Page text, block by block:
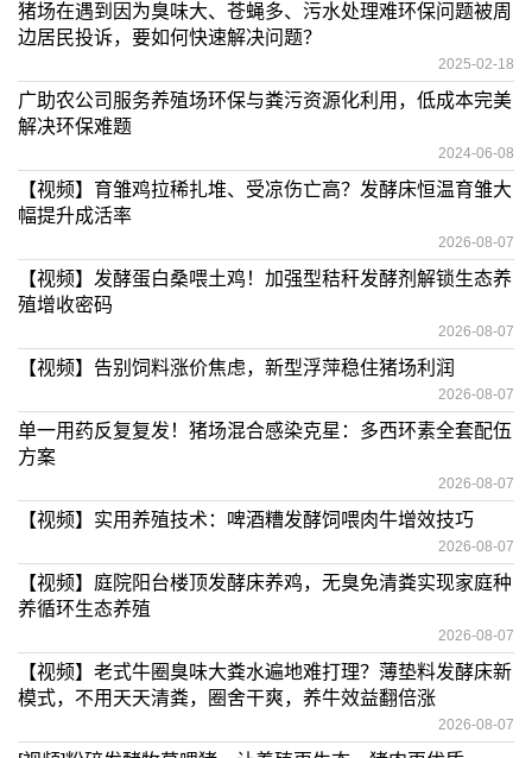
猪场在遇到因为臭味大、苍蝇多、污水处理难环保问题被周
边居民投诉，要如何快速解决问题？
2025-02-18
广助农公司服务养殖场环保与粪污资源化利用，低成本完美
解决环保难题
2024-06-08
【视频】育雏鸡拉稀扎堆、受凉伤亡高？发酵床恒温育雏大
幅提升成活率
2026-08-07
【视频】发酵蛋白桑喂土鸡！加强型秸秆发酵剂解锁生态养
殖增收密码
2026-08-07
【视频】告别饲料涨价焦虑，新型浮萍稳住猪场利润
2026-08-07
单一用药反复复发！猪场混合感染克星：多西环素全套配伍
方案
2026-08-07
【视频】实用养殖技术：啤酒糟发酵饲喂肉牛增效技巧
2026-08-07
【视频】庭院阳台楼顶发酵床养鸡，无臭免清粪实现家庭种
养循环生态养殖
2026-08-07
【视频】老式牛圈臭味大粪水遍地难打理？薄垫料发酵床新
模式，不用天天清粪，圈舍干爽，养牛效益翻倍涨
2026-08-07